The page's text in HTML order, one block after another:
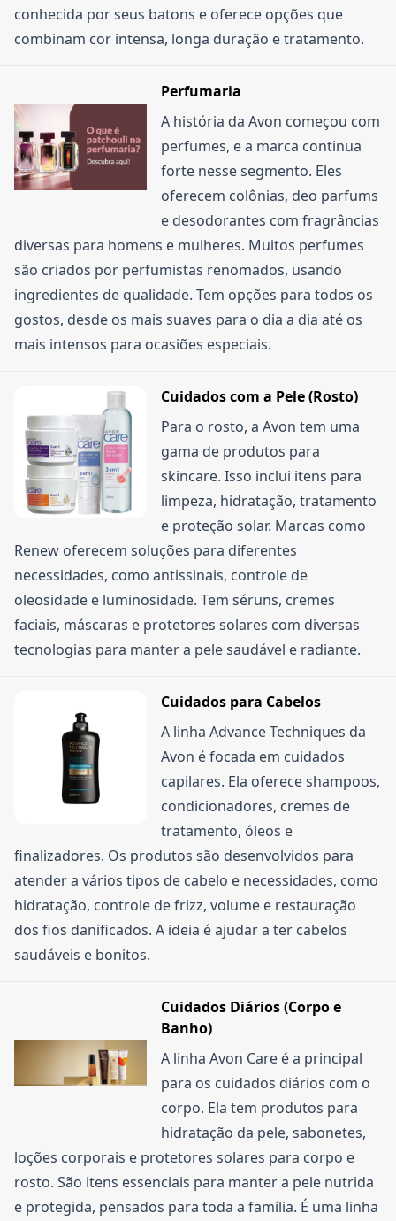
conhecida por seus batons e oferece opções que
combinam cor intensa, longa duração e tratamento.
Perfumaria
A história da Avon começou com
perfumes, e a marca continua
forte nesse segmento. Eles
oferecem colônias, deo parfums
e desodorantes com fragrâncias
diversas para homens e mulheres. Muitos perfumes
são criados por perfumistas renomados, usando
ingredientes de qualidade. Tem opções para todos os
gostos, desde os mais suaves para o dia a dia até os
mais intensos para ocasiões especiais.
Cuidados com a Pele (Rosto)
Para o rosto, a Avon tem uma
gama de produtos para
skincare. Isso inclui itens para
limpeza, hidratação, tratamento
e proteção solar. Marcas como
Renew oferecem soluções para diferentes
necessidades, como antissinais, controle de
oleosidade e luminosidade. Tem séruns, cremes
faciais, máscaras e protetores solares com diversas
tecnologias para manter a pele saudável e radiante.
Cuidados para Cabelos
A linha Advance Techniques da
Avon é focada em cuidados
capilares. Ela oferece shampoos,
condicionadores, cremes de
tratamento, óleos e
finalizadores. Os produtos são desenvolvidos para
atender a vários tipos de cabelo e necessidades, como
hidratação, controle de frizz, volume e restauração
dos fios danificados. A ideia é ajudar a ter cabelos
saudáveis e bonitos.
Cuidados Diários (Corpo e
Banho)
A linha Avon Care é a principal
para os cuidados diários com o
corpo. Ela tem produtos para
hidratação da pele, sabonetes,
loções corporais e protetores solares para corpo e
rosto. São itens essenciais para manter a pele nutrida
e protegida, pensados para toda a família. É uma linha